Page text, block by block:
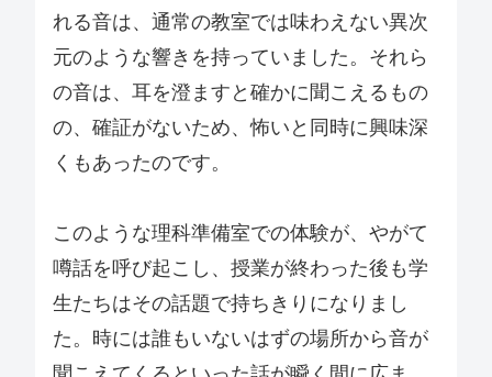
れる音は、通常の教室では味わえない異次
元のような響きを持っていました。それら
の音は、耳を澄ますと確かに聞こえるもの
の、確証がないため、怖いと同時に興味深
くもあったのです。
このような理科準備室での体験が、やがて
噂話を呼び起こし、授業が終わった後も学
生たちはその話題で持ちきりになりまし
た。時には誰もいないはずの場所から音が